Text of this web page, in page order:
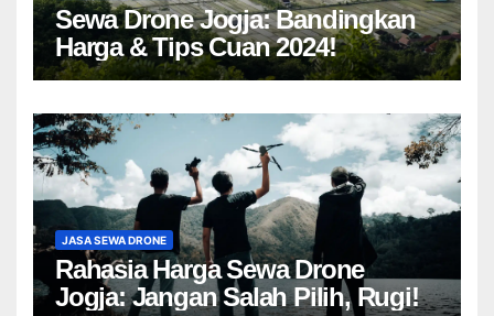
Sewa Drone Jogja: Bandingkan
Harga & Tips Cuan 2024!
JASA SEWA DRONE
Rahasia Harga Sewa Drone
Jogja: Jangan Salah Pilih, Rugi!